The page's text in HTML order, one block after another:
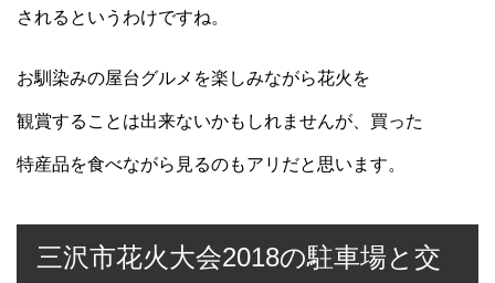
されるというわけですね。
お馴染みの屋台グルメを楽しみながら花火を
観賞することは出来ないかもしれませんが、買った
特産品を食べながら見るのもアリだと思います。
三沢市花火大会2018の駐車場と交